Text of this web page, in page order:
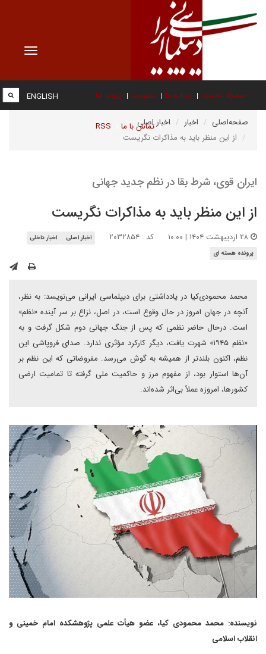
Toggle
صفحه نخست درباره ما عضویت پیوند ها
تماس با ما RSS
ENGLISH
صفحه‌اصلی اخبار
اخبار اصلی
از این منظر باید به مذاکرات نگریست
ایران قوی، شرط بقا در نظم جدید جهانی
از این منظر باید به مذاکرات نگریست
کد : ۲۰۳۲۸۵۴ اخبار اصلی
اخبار داخلی
پرونده هسته ای
محمد محمودی‌کیا در یادداشتی برای دیپلماسی ایرانی می‌نویسد: به نظر،
آنچه در جهان امروز در حال وقوع است، در اصل، نزاع بر سر آینده «نظم»
است. درحال حاضر نظمی که پس از جنگ جهانی دوم شکل گرفت و به
«نظم ۱۹۴۵» شهرت یافت، دیگر کارکرد مؤثری ندارد. صدای فروپاشی این
نظم، اکنون بلندتر از همیشه به گوش می‌رسد. مفروضاتی که این نظم بر
آن‌ها استوار بود، از مفهوم مرز و حاکمیت ملی گرفته تا تمامیت ارضی
کشورها، امروزه عملاً بی‌اثر شده‌اند.
نویسنده: محمد محمودی کیا، عضو هیأت علمی پژوهشکده امام خمینی و
انقلاب اسلامی